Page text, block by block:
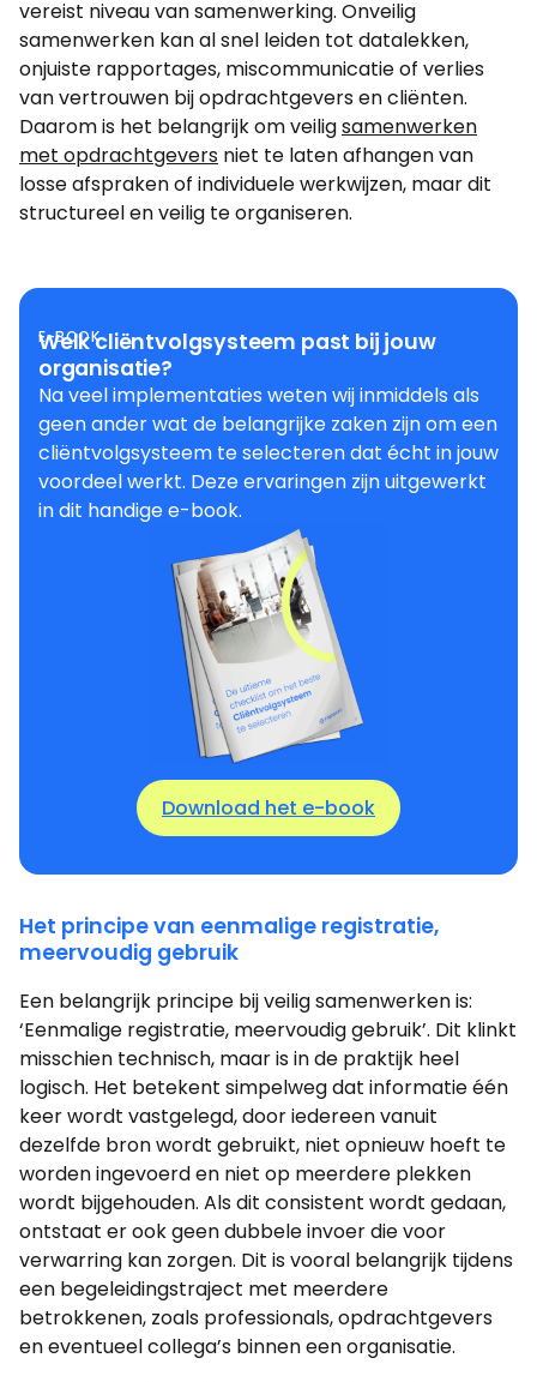
vereist niveau van samenwerking. Onveilig
samenwerken kan al snel leiden tot datalekken,
onjuiste rapportages, miscommunicatie of verlies
van vertrouwen bij opdrachtgevers en cliënten.
Daarom is het belangrijk om veiligsamenwerken
met opdrachtgevers niet te laten afhangen van
losse afspraken of individuele werkwijzen, maar dit
structureel en veilig te organiseren.
E-BOOK
Welk cliëntvolgsysteem past bij jouw
organisatie?
Na veel implementaties weten wij inmiddels als
geen ander wat de belangrijke zaken zijn om een
cliëntvolgsysteem te selecteren dat écht in jouw
voordeel werkt. Deze ervaringen zijn uitgewerkt
in dit handige e-book.
Download het e-book
Het principe van eenmalige registratie,
meervoudig gebruik
Een belangrijk principe bij veilig samenwerken is:
‘Eenmalige registratie, meervoudig gebruik’. Dit klinkt
misschien technisch, maar is in de praktijk heel
logisch. Het betekent simpelweg dat informatie één
keer wordt vastgelegd, door iedereen vanuit
dezelfde bron wordt gebruikt, niet opnieuw hoeft te
worden ingevoerd en niet op meerdere plekken
wordt bijgehouden. Als dit consistent wordt gedaan,
ontstaat er ook geen dubbele invoer die voor
verwarring kan zorgen. Dit is vooral belangrijk tijdens
een begeleidingstraject met meerdere
betrokkenen, zoals professionals, opdrachtgevers
en eventueel collega’s binnen een organisatie.